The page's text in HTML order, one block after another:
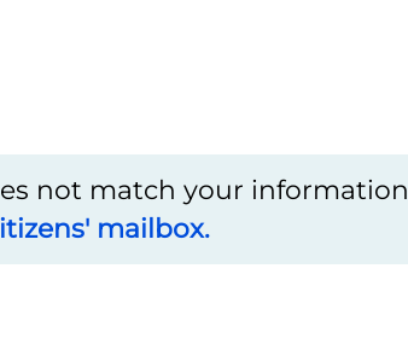
not match your information
mailbox.